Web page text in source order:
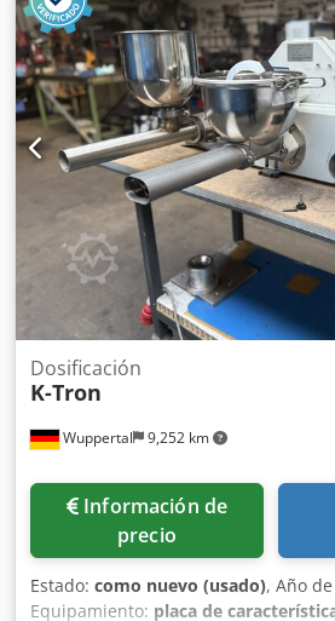
Wuppertal 9,252 km
Dosificación
K-Tron
Información de
precio
Estado: como nuevo (usado), Año
Equipamiento: placa de